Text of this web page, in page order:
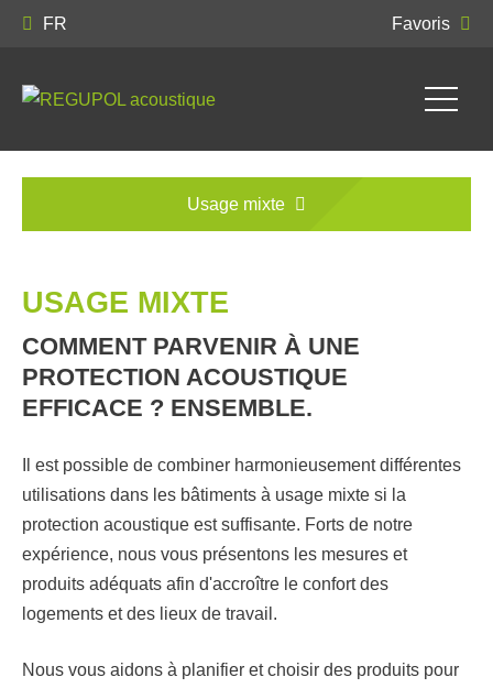
FR Favoris
Usage mixte
USAGE MIXTE
COMMENT PARVENIR À UNE
PROTECTION ACOUSTIQUE
EFFICACE ? ENSEMBLE.
Il est possible de combiner harmonieusement différentes
utilisations dans les bâtiments à usage mixte si la
protection acoustique est suffisante. Forts de notre
expérience, nous vous présentons les mesures et
produits adéquats afin d'accroître le confort des
logements et des lieux de travail.
Nous vous aidons à planifier et choisir des produits pour